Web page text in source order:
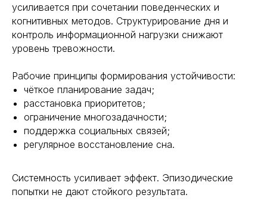
усиливается при сочетании поведенческих и
когнитивных методов. Структурирование дня и
контроль информационной нагрузки снижают
уровень тревожности.
Рабочие принципы формирования устойчивости:
чёткое планирование задач;
расстановка приоритетов;
ограничение многозадачности;
поддержка социальных связей;
регулярное восстановление сна.
Системность усиливает эффект. Эпизодические
попытки не дают стойкого результата.